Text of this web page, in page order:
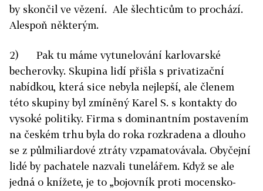
by skončil ve vězení. Ale šlechticům to prochází.
Alespoň některým.
2) Pak tu máme vytunelování karlovarské
becherovky. Skupina lidí přišla s privatizační
nabídkou, která sice nebyla nejlepší, ale členem
této skupiny byl zmíněný Karel S. s kontakty do
vysoké politiky. Firma s dominantním postavením
na českém trhu byla do roka rozkradena a dlouho
se z půlmiliardové ztráty vzpamatovávala. Obyčejní
lidé by pachatele nazvali tunelářem. Když se ale
jedná o knížete, je to „bojovník proti mocensko-